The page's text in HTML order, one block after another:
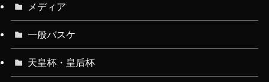
メディア
一般バスケ
天皇杯・皇后杯